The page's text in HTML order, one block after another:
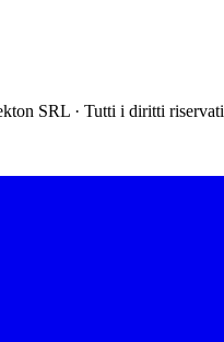
SRL · Tutti i diritti riservati